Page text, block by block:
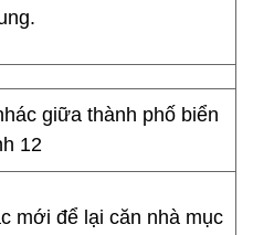
mới để lại căn nhà mục